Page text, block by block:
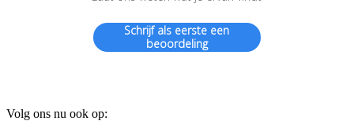
Schrijf als eerste een
beoordeling
Volg ons nu ook op: